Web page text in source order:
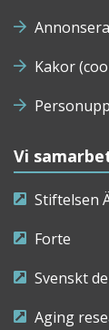
Annonsera
Kakor
Vi
Stiftelsen
Forte
Svenskt
Aging